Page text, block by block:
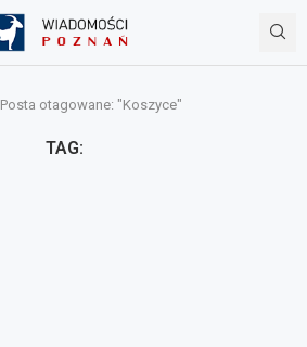
Posta otagowane: "Koszyce"
TAG: